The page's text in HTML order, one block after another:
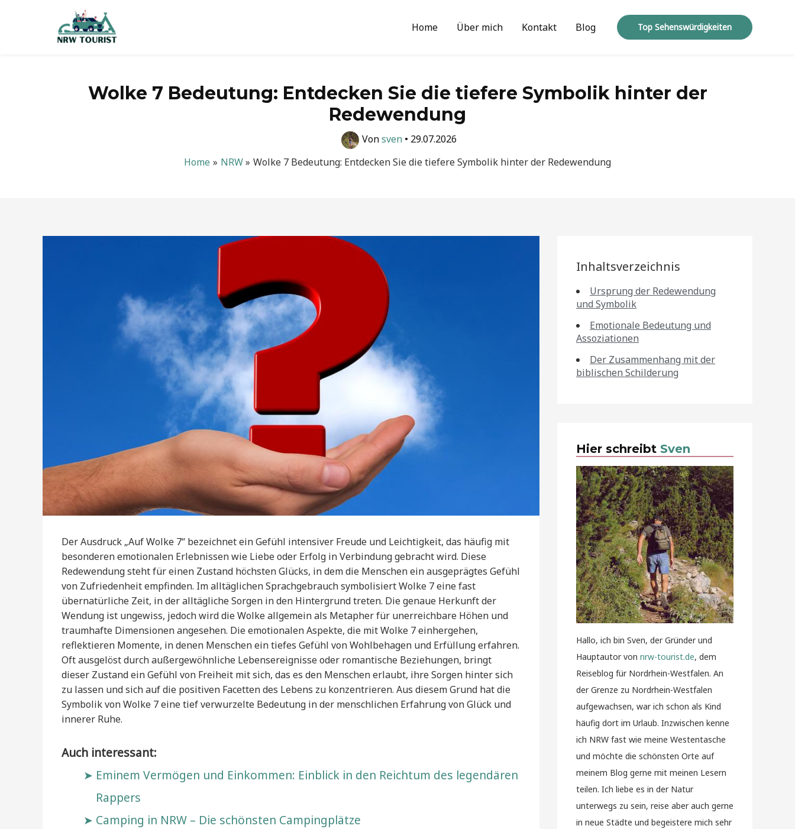
Home Über mich Kontakt Blog Top Sehenswürdigkeiten
Wolke 7 Bedeutung: Entdecken Sie die tiefere Symbolik hinter der
Redewendung
Vonsven • 29.07.2026
Home
NRW Wolke 7 Bedeutung: Entdecken Sie die tiefere Symbolik hinter der Redewendung
Der Ausdruck „Auf Wolke 7“ bezeichnet ein Gefühl intensiver Freude und Leichtigkeit, das häufig mit
besonderen emotionalen Erlebnissen wie Liebe oder Erfolg in Verbindung gebracht wird. Diese
Redewendung steht für einen Zustand höchsten Glücks, in dem die Menschen ein ausgeprägtes Gefühl
von Zufriedenheit empfinden. Im alltäglichen Sprachgebrauch symbolisiert Wolke 7 eine fast
übernatürliche Zeit, in der alltägliche Sorgen in den Hintergrund treten. Die genaue Herkunft der
Wendung ist ungewiss, jedoch wird die Wolke allgemein als Metapher für unerreichbare Höhen und
traumhafte Dimensionen angesehen. Die emotionalen Aspekte, die mit Wolke 7 einhergehen,
reflektieren Momente, in denen Menschen ein tiefes Gefühl von Wohlbehagen und Erfüllung erfahren.
Oft ausgelöst durch außergewöhnliche Lebensereignisse oder romantische Beziehungen, bringt
dieser Zustand ein Gefühl von Freiheit mit sich, das es den Menschen erlaubt, ihre Sorgen hinter sich
zu lassen und sich auf die positiven Facetten des Lebens zu konzentrieren. Aus diesem Grund hat die
Symbolik von Wolke 7 eine tief verwurzelte Bedeutung in der menschlichen Erfahrung von Glück und
innerer Ruhe.
Auch interessant:
Eminem Vermögen und Einkommen: Einblick in den Reichtum des legendären
Rappers
Camping in NRW – Die schönsten Campingplätze
Inhaltsverzeichnis
Ursprung der Redewendung
und Symbolik
Emotionale Bedeutung und
Assoziationen
Der Zusammenhang mit der
biblischen Schilderung
Hier schreibt Sven
Hallo, ich bin Sven, der Gründer und
Hauptautor von nrw-tourist.de, dem
Reiseblog für Nordrhein-Westfalen. An
der Grenze zu Nordrhein-Westfalen
aufgewachsen, war ich schon als Kind
häufig dort im Urlaub. Inzwischen kenne
ich NRW fast wie meine Westentasche
und möchte die schönsten Orte auf
meinem Blog gerne mit meinen Lesern
teilen. Ich liebe es in der Natur
unterwegs zu sein, reise aber auch gerne
in neue Städte und begeistere mich sehr